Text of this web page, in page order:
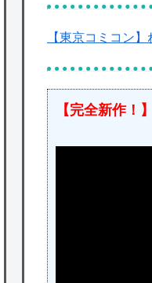
【東京コミコン
【完全新作！